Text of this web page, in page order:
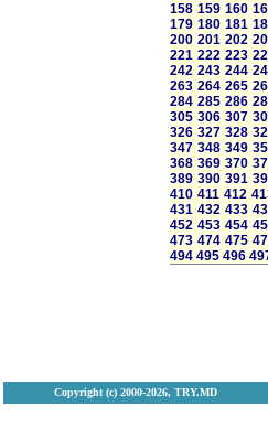
158 159 160
179 180 181
200 201 202
221 222 223
242 243 244
263 264 265
284 285 286
305 306 307
326 327 328
347 348 349
368 369 370
389 390 391
410 411 412
431 432 433
452 453 454
473 474 475
494 495 496
Copyright (с) 2000-2026, TRY.MD